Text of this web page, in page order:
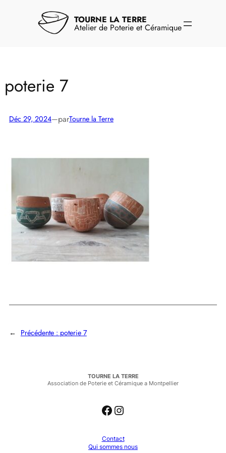
TOURNE LA TERRE
Atelier de Poterie et Céramique
poterie 7
Déc 29, 2024—parTourne la Terre
← Précédente : poterie 7
TOURNE LA TERRE
Association de Poterie et Céramique a Montpellier
Facebook Instagram
Contact
Qui sommes nous